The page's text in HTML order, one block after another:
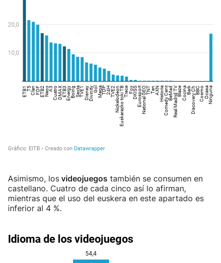
Asimismo, los videojuegos también se consumen en
castellano. Cuatro de cada cinco así lo afirman,
mientras que el uso del euskera en este apartado es
inferior al 4 %.